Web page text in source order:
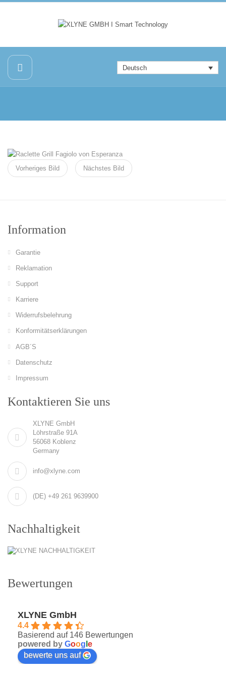
Deutsch
Vorheriges Bild Nächstes Bild
Information
Garantie
Reklamation
Support
Karriere
Widerrufsbelehrung
Konformitätserklärungen
AGB´S
Datenschutz
Impressum
Kontaktieren Sie uns
XLYNE GmbH
Löhrstraße 91A
56068 Koblenz
Germany
info@xlyne.com
(DE) +49 261 9639900
Nachhaltigkeit
Bewertungen
XLYNE GmbH
4.4
Basierend auf 146 Bewertungen
powered by Goog e
bewerte uns auf